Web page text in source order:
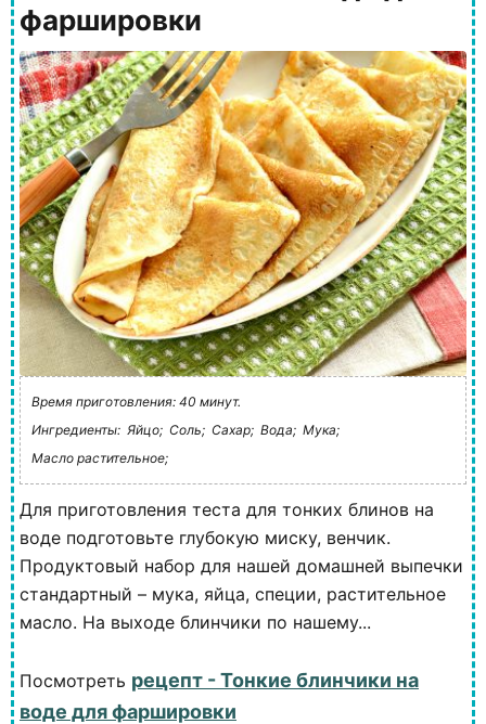
фаршировки
Время приготовления: 40 минут.
Ингредиенты: Яйцо; Соль; Сахар; Вода; Мука;
Масло растительное;
Для приготовления теста для тонких блинов на
воде подготовьте глубокую миску, венчик.
Продуктовый набор для нашей домашней выпечки
стандартный – мука, яйца, специи, растительное
масло. На выходе блинчики по нашему...
Посмотреть рецепт - Тонкие блинчики на
воде для фаршировки